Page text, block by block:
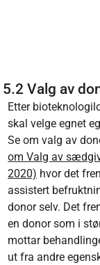
5.2 Valg av
Etter
skal velge egnet
Se om valg av
om Valg av
2020) hvor det
assistert
donor selv. Det
en donor som i
mottar
ut fra andre